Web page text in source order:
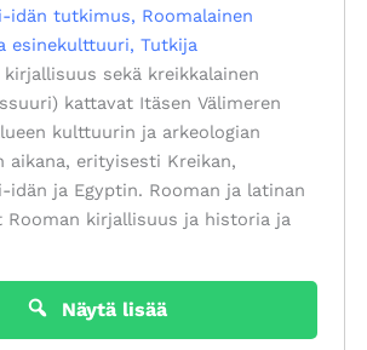
idän tutkimus
Roomalainen
esinekulttuuri Tutkija
sekä kreikkalainen
kattavat Itäsen Välimeren
kulttuurin ja arkeologian
aikana, erityisesti Kreikan,
idän ja Egyptin. Rooman ja latinan
Rooman kirjallisuus ja historia ja
Näytä lisää